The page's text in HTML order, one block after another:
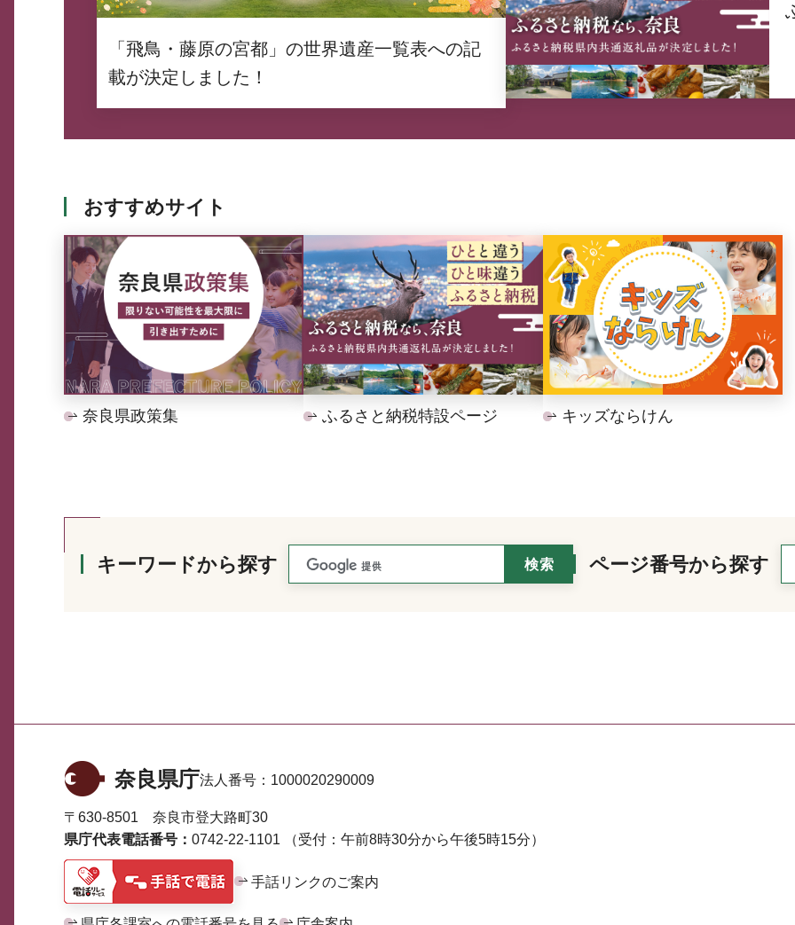
「飛鳥・藤原の宮都」の世界遺産一覧表への記
載が決定しました！
おすすめサイト
奈良県政策集 ふるさと納税特設ページ キッズならけん
キーワードから探す ページ番号から探す
奈良県庁法人番号： 1000020290009
〒630-8501 奈良市登大路町30
県庁代表電話番号： 0742-22-1101 （受付：午前8時30分から午後5時15分）
手話リンクのご案内